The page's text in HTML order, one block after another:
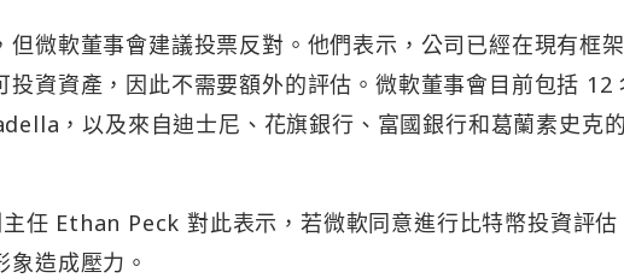
微軟董事會建議投票反對。他們表示，公司已經在現有框
投資資產，因此不需要額外的評估。微軟董事會目前包括 12
，以及來自迪士尼、花旗銀行、富國銀行和葛蘭素史克
任 Ethan Peck 對此表示，若微軟同意進行比特幣投資評估
象造成壓力。